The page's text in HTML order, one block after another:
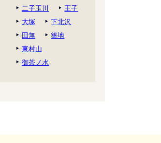
二子玉川
王子
大塚
下北沢
田無
築地
東村山
御茶ノ水